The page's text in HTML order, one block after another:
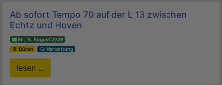
Ab sofort Tempo 70 auf der L 13 zwischen
Echtz und Hoven
Mi., 5. August 2026
Düren
Verwaltung
lesen ...